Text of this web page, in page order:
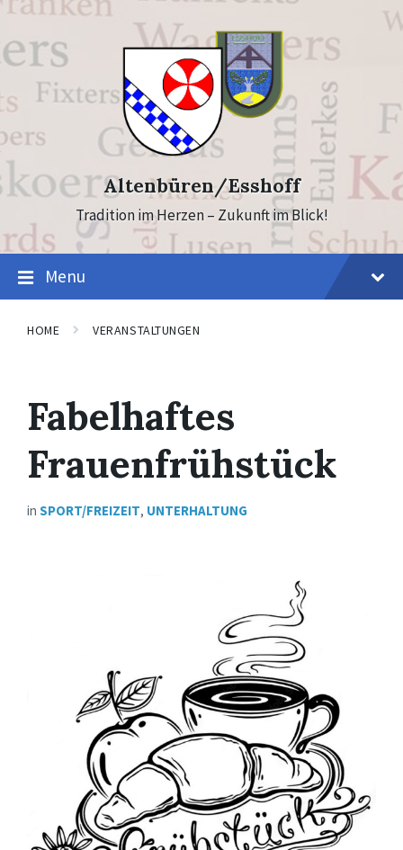
Skip
content
Skip
footer
Altenbüren/Esshoff
Tradition im Herzen – Zukunft im Blick!
Menu
HOME VERANSTALTUNGEN
Fabelhaftes
Frauenfrühstück
in SPORT/FREIZEIT, UNTERHALTUNG